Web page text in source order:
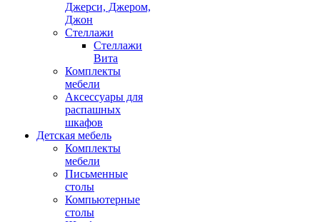
Джерси, Джером,
Джон
Стеллажи
Стеллажи
Вита
Комплекты
мебели
Аксессуары для
распашных
шкафов
Детская мебель
Комплекты
мебели
Письменные
столы
Компьютерные
столы